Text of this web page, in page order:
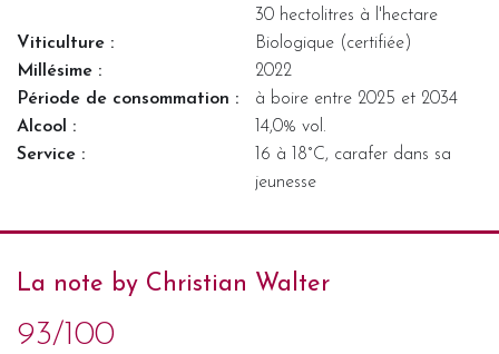
La note by Christian Walter
93/100
30 hectolitres à l'hectare
Viticulture :
Biologique (certifiée)
Millésime :
2022
Période de consommation :
à boire entre 2025 et 2034
Alcool :
14,0% vol.
Service :
16 à 18°C, carafer dans sa
jeunesse